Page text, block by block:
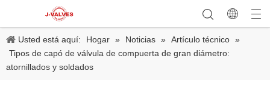
Usted está aquí: Hogar » Noticias » Artículo técnico »
Tipos de capó de válvula de compuerta de gran diámetro:
atornillados y soldados